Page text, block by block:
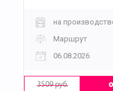
на
Маршрут
06.08.2026
3509 руб.